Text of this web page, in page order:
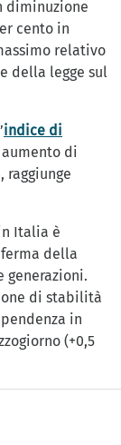
diminuzione
cento in
relativo
della legge sul
indice di
aumento di
raggiunge
Italia è
della
generazioni.
di stabilità
in
(+0,5